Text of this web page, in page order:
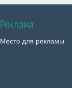
Реклама
Место для рекламы